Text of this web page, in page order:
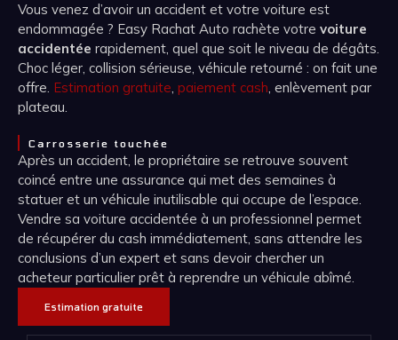
Vous venez d’avoir un accident et votre voiture est
endommagée ? Easy Rachat Auto rachète votre voiture
accidentée rapidement, quel que soit le niveau de dégâts.
Choc léger, collision sérieuse, véhicule retourné : on fait une
offre. Estimation gratuite, paiement cash, enlèvement par
plateau.
Carrosserie touchée
Après un accident, le propriétaire se retrouve souvent
coincé entre une assurance qui met des semaines à
statuer et un véhicule inutilisable qui occupe de l’espace.
Vendre sa voiture accidentée à un professionnel permet
de récupérer du cash immédiatement, sans attendre les
conclusions d’un expert et sans devoir chercher un
acheteur particulier prêt à reprendre un véhicule abîmé.
Estimation gratuite